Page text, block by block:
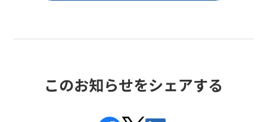
一般財団法人 日本サイバー犯罪対策センター
策・連携戦略推進部 シニアエキスパート
国際刑事警察機構 グローバルサイバー犯罪専門家
このお知らせをシェアする